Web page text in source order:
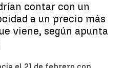
contar con un
a un precio más
viene, según apunta